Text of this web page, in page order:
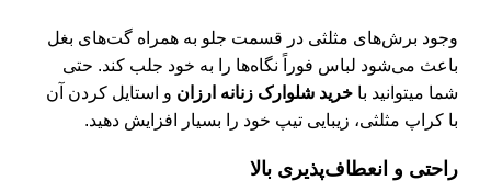
وجود برش‌های مثلثی در قسمت جلو به همراه گت‌های بغل
باعث می‌شود لباس فوراً نگاه‌ها را به خود جلب کند. حتی
شما میتوانید با خرید شلوارک زنانه ارزان و استایل کردن آن
با کراپ مثلثی، زیبایی تیپ خود را بسیار افزایش دهید.
راحتی و انعطاف‌پذیری بالا